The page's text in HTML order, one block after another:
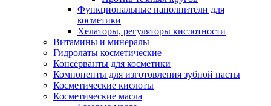
Функциональные наполнители для
косметики
Хелаторы, регуляторы кислотности
Витамины и минералы
Гидролаты косметические
Консерванты для косметики
Компоненты для изготовления зубной пасты
Косметические кислоты
Косметические масла